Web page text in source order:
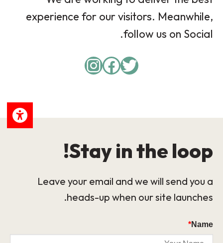
experience for our visitors. Meanwhile,
follow us on Social.
Twitter
Facebook
Instagram
Stay in the loop!
Leave your email and we will send you a
heads-up when our site launches.
Name
*